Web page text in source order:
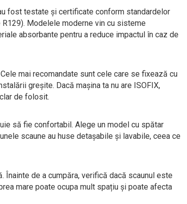
fost testate și certificate conform standardelor
Modelele moderne vin cu sisteme
absorbante pentru a reduce impactul în caz de
mai recomandate sunt cele care se fixează cu
greșite. Dacă mașina ta nu are ISOFIX,
de folosit.
să fie confortabil. Alege un model cu spătar
scaune au huse detașabile și lavabile, ceea ce
de a cumpăra, verifică dacă scaunul este
mare poate ocupa mult spațiu și poate afecta